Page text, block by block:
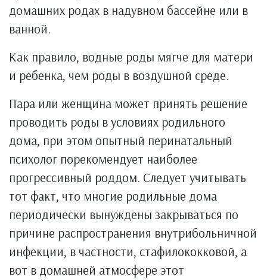
домашних родах в надувном бассейне или в
ванной.
Как правило, водные роды мягче для матери
и ребенка, чем роды в воздушной среде.
Пара или женщина может принять решение
проводить роды в условиях родильного
дома, при этом опытный перинатальный
психолог порекомендует наиболее
прогрессивный роддом. Следует учитывать
тот факт, что многие родильные дома
периодически вынуждены закрываться по
причине распространения внутрибольничной
инфекции, в частности, стафилококковой, а
вот в домашней атмосфере этот